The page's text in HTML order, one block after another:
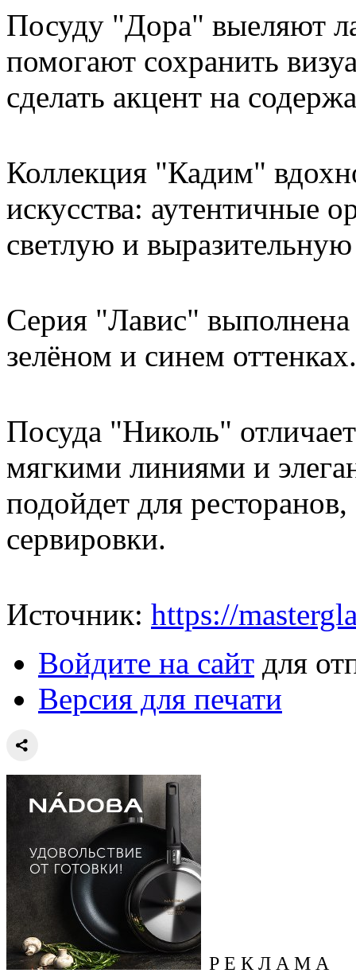
Посуду "Дора" выеляют
помогают сохранить
сделать акцент на
Коллекция "Кадим"
искусства: аутентичные
светлую и
Серия "Лавис" выполнена
зелёном и синем оттенках.
Посуда "Николь"
мягкими линиями и
подойдет для
сервировки.
Источник: https://
Войдите на сайт для
Версия для печати
Р Е К Л А М А